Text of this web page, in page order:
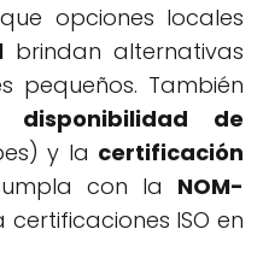
opciones locales
brindan alternativas
pequeños. También
disponibilidad de
y la certificación
con la NOM-
ISO en